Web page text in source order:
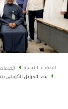
الخدمات
خدمة "بيتك"
البطاقات
"برامج
الصفحة الرئيسية
بيت التمويل الكويتى